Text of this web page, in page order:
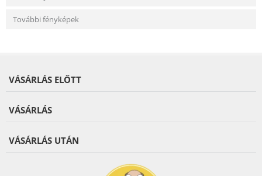
További fényképek
VÁSÁRLÁS ELŐTT
VÁSÁRLÁS
VÁSÁRLÁS UTÁN